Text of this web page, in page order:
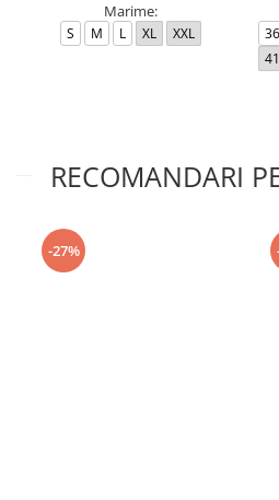
Marime:
S M L XL XXL
RECOMANDARI
-27%